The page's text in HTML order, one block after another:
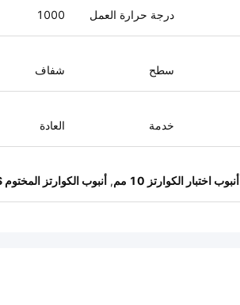
درجة حرارة العمل 1000
سطح شفاف
خدمة العادة
أنبوب اختبار الكوارتز 10 مم , أنبوب الكوارتز المختوم SGS